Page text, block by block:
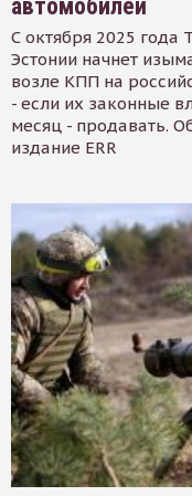
автомобилей
С октября 2025 года
Эстонии начнет
возле КПП на
- если их законные
месяц - продавать.
издание ERR